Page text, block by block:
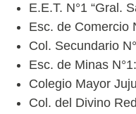
E.E.T. N°1 “Gral.
Esc. de Comercio
Col. Secundario
Esc. de Minas
Colegio Mayor
Col. del Divino